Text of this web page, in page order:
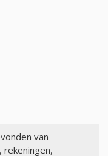
van
rekeningen,